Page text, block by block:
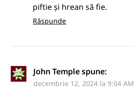
piftie și hrean să fie.
Răspunde
John Temple spune:
decembrie 12, 2024 la 9:04 AM